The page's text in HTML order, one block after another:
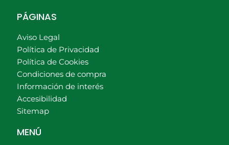
PÁGINAS
Aviso Legal
Política de Privacidad
Política de Cookies
Condiciones de compra
Información de interés
Accesibilidad
Sitemap
MENÚ